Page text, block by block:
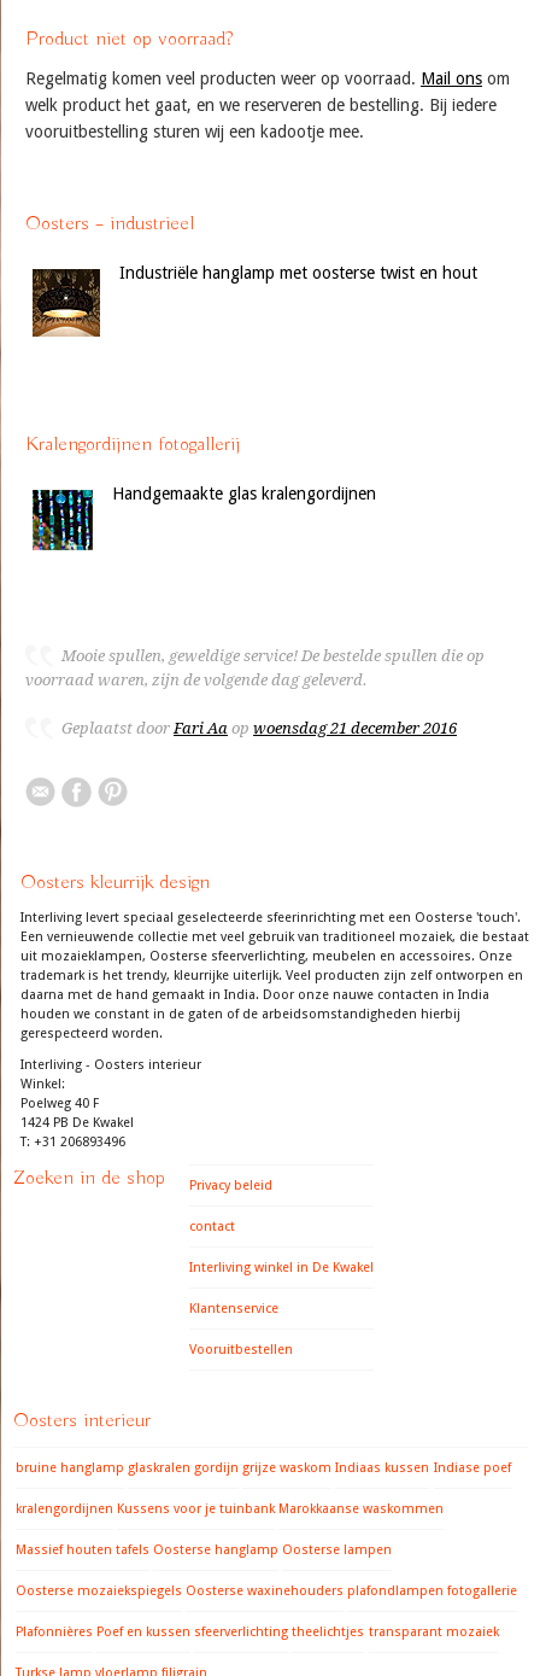
Product niet op voorraad?
Regelmatig komen veel producten weer op voorraad. Mail ons om
welk product het gaat, en we reserveren de bestelling. Bij iedere
vooruitbestelling sturen wij een kadootje mee.
Oosters – industrieel
Industriële hanglamp met oosterse twist en hout
Kralengordijnen fotogallerij
Handgemaakte glas kralengordijnen
Mooie spullen, geweldige service! De bestelde spullen die op
voorraad waren, zijn de volgende dag geleverd.
Geplaatst doorFari Aa op woensdag 21 december 2016
Oosters kleurrijk design
Interliving levert speciaal geselecteerde sfeerinrichting met een Oosterse 'touch'.
Een vernieuwende collectie met veel gebruik van traditioneel mozaiek, die bestaat
uit mozaieklampen, Oosterse sfeerverlichting, meubelen en accessoires. Onze
trademark is het trendy, kleurrijke uiterlijk. Veel producten zijn zelf ontworpen en
daarna met de hand gemaakt in India. Door onze nauwe contacten in India
houden we constant in de gaten of de arbeidsomstandigheden hierbij
gerespecteerd worden.
Interliving - Oosters interieur
Winkel:
Poelweg 40 F
1424 PB De Kwakel
T: +31 206893496
Zoeken in de shop Privacy beleid
contact
Interliving winkel in De Kwakel
Klantenservice
Vooruitbestellen
Oosters interieur
bruine hanglamp glaskralen gordijn grijze waskom Indiaas kussen Indiase poef
kralengordijnen Kussens voor je tuinbank Marokkaanse waskommen
Massief houten tafels Oosterse hanglamp Oosterse lampen
Oosterse mozaiekspiegels Oosterse waxinehouders plafondlampen fotogallerie
Plafonnières Poef en kussen sfeerverlichting theelichtjes transparant mozaiek